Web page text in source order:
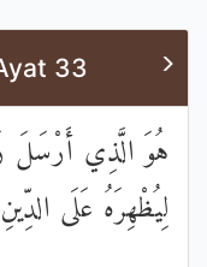
33
هُوَ الَّذِي أَرْسَلَ
لِيُظْهِرَهُ عَلَى